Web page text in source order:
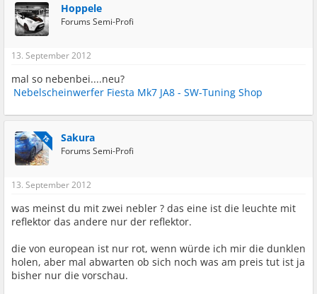
Hoppele
Forums Semi-Profi
13. September 2012
mal so nebenbei....neu?
Nebelscheinwerfer Fiesta Mk7 JA8 - SW-Tuning Shop
TS Sakura
Forums Semi-Profi
13. September 2012
was meinst du mit zwei nebler ? das eine ist die leuchte mit
reflektor das andere nur der reflektor.
die von european ist nur rot, wenn würde ich mir die dunklen
holen, aber mal abwarten ob sich noch was am preis tut ist ja
bisher nur die vorschau.